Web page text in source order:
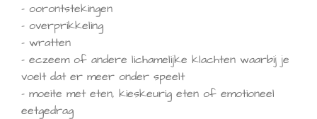
- oorontstekingen
– overprikkeling
- wratten
– eczeem of andere lichamelijke klachten waarbij je
voelt dat er meer onder speelt
– moeite met eten, kieskeurig eten of emotioneel
eetgedrag